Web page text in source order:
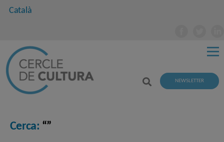
Català
NEWSLETTER
Cerca: “”